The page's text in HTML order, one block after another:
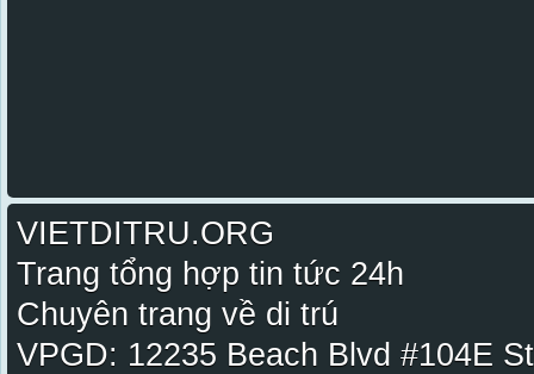
VIETDITRU.ORG
Trang tổng hợp tin tức 24h
Chuyên trang về di trú
VPGD: 12235 Beach Blvd #104E